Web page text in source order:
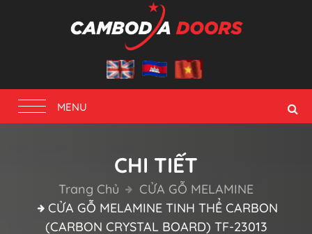
Toggle
navigation
MENU
CHI TIẾT
Trang Chủ
CỬA GỖ MELAMINE
CỬA GỖ MELAMINE TINH THỂ CARBON
(CARBON CRYSTAL BOARD) TF-23013